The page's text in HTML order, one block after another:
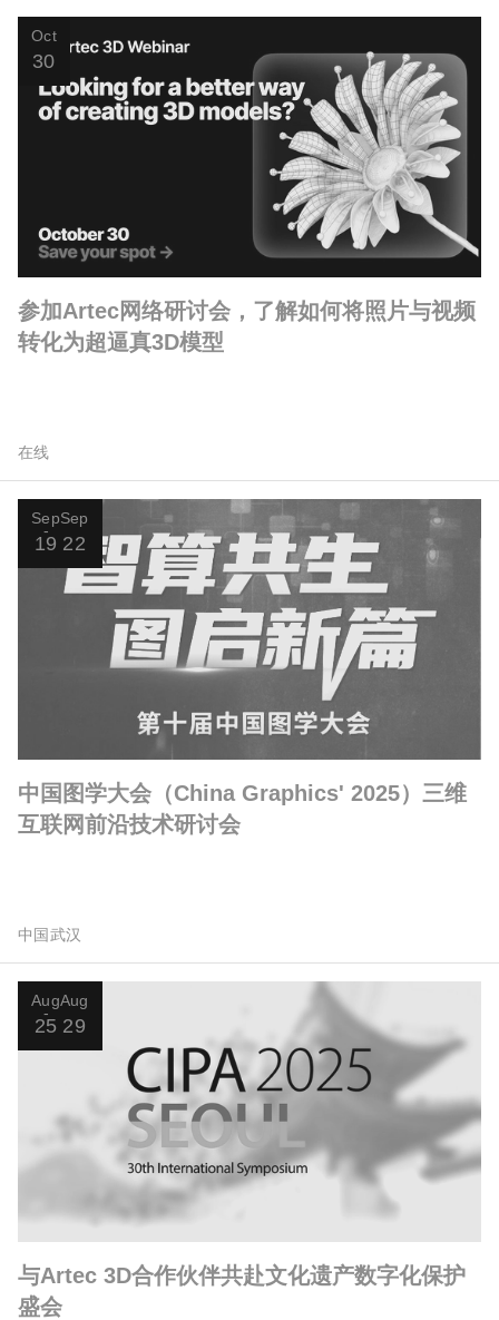
Oct
30
参加Artec网络研讨会，了解如何将照片与视频
转化为超逼真3D模型
在线
Sep
19
Sep
22
中国图学大会（China Graphics' 2025）三维
互联网前沿技术研讨会
中国武汉
Aug
25
Aug
29
与Artec 3D合作伙伴共赴文化遗产数字化保护
盛会